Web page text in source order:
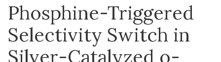
Phosphine-Triggered
Selectivity Switch in
Silver-Catalyzed o-